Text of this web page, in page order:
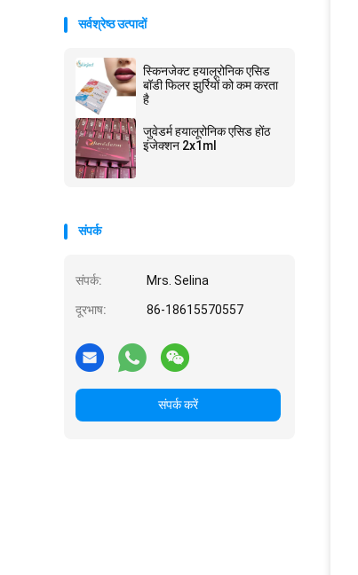
सर्वश्रेष्ठ उत्पादों
स्किनजेक्ट हयालूरोनिक एसिड
बॉडी फिलर झुर्रियों को कम करता
है
जुवेडर्म हयालूरोनिक एसिड होंठ
इंजेक्शन 2x1ml
संपर्क
संपर्क: Mrs. Selina
दूरभाष: 86-18615570557
संपर्क करें